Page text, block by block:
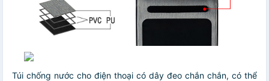
Túi chống nước cho điện thoại có dây đeo chắn chắn, có thể